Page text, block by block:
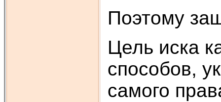
Поэтому
Цель иска
способов,
самого